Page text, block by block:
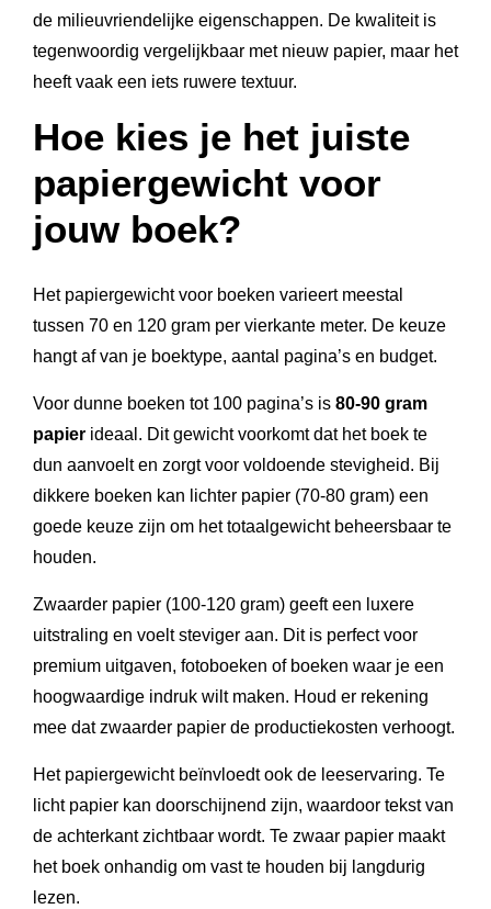
de milieuvriendelijke eigenschappen. De kwaliteit is
tegenwoordig vergelijkbaar met nieuw papier, maar het
heeft vaak een iets ruwere textuur.
Hoe kies je het juiste
papiergewicht voor
jouw boek?
Het papiergewicht voor boeken varieert meestal
tussen 70 en 120 gram per vierkante meter. De keuze
hangt af van je boektype, aantal pagina’s en budget.
Voor dunne boeken tot 100 pagina’s is 80-90 gram
papier ideaal. Dit gewicht voorkomt dat het boek te
dun aanvoelt en zorgt voor voldoende stevigheid. Bij
dikkere boeken kan lichter papier (70-80 gram) een
goede keuze zijn om het totaalgewicht beheersbaar te
houden.
Zwaarder papier (100-120 gram) geeft een luxere
uitstraling en voelt steviger aan. Dit is perfect voor
premium uitgaven, fotoboeken of boeken waar je een
hoogwaardige indruk wilt maken. Houd er rekening
mee dat zwaarder papier de productiekosten verhoogt.
Het papiergewicht beïnvloedt ook de leeservaring. Te
licht papier kan doorschijnend zijn, waardoor tekst van
de achterkant zichtbaar wordt. Te zwaar papier maakt
het boek onhandig om vast te houden bij langdurig
lezen.